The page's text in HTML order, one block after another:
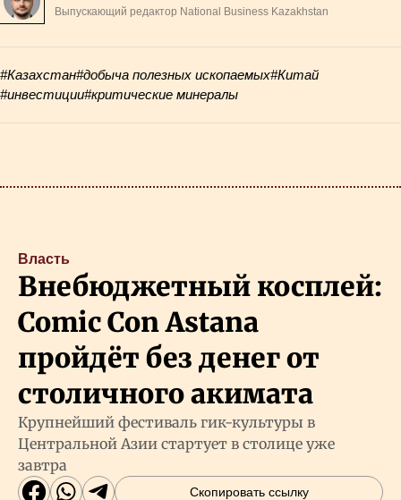
Выпускающий редактор National Business Kazakhstan
#Казахстан#добыча полезных ископаемых#Китай
#инвестиции#критические минералы
Власть
Внебюджетный косплей:
Comic Con Astana
пройдёт без денег от
столичного акимата
Крупнейший фестиваль гик-культуры в
Центральной Азии стартует в столице уже
завтра
Скопировать ссылку